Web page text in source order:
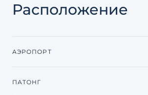
Расположение
АЭРОПОРТ
ПАТОНГ